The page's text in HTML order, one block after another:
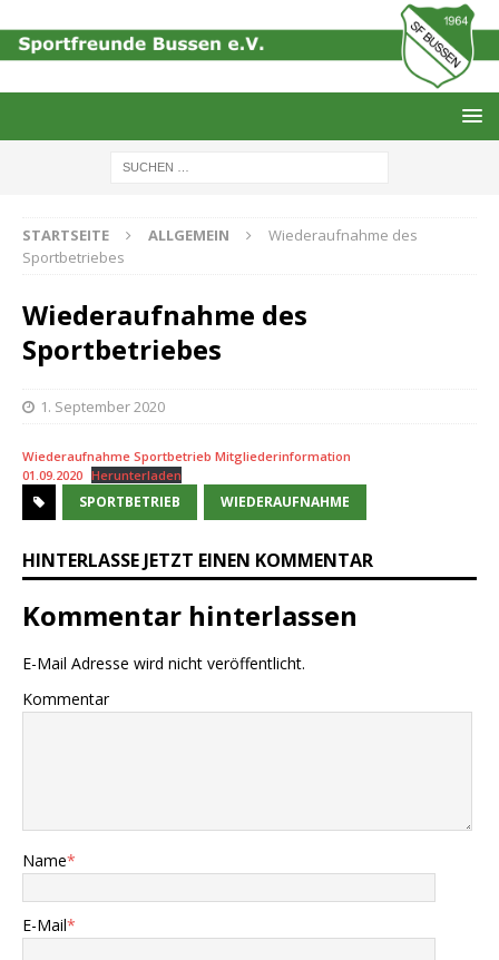
STARTSEITE ALLGEMEIN
Wiederaufnahme des
Sportbetriebes
Wiederaufnahme des
Sportbetriebes
1. September 2020
Wiederaufnahme Sportbetrieb Mitgliederinformation
01.09.2020 Herunterladen
SPORTBETRIEB WIEDERAUFNAHME
HINTERLASSE JETZT EINEN KOMMENTAR
Kommentar hinterlassen
E-Mail Adresse wird nicht veröffentlicht.
Kommentar
Name*
E-Mail*